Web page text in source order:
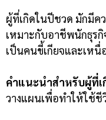
ผู้ที่เกิดในปีชวด มักมีค
เหมาะกับอาชีพนักธุร
เป็นคนขี้เกียจและเหนื่
คำแนะนำสำหรับผู้ที่
วางแผนเพื่อทำให้ใช้